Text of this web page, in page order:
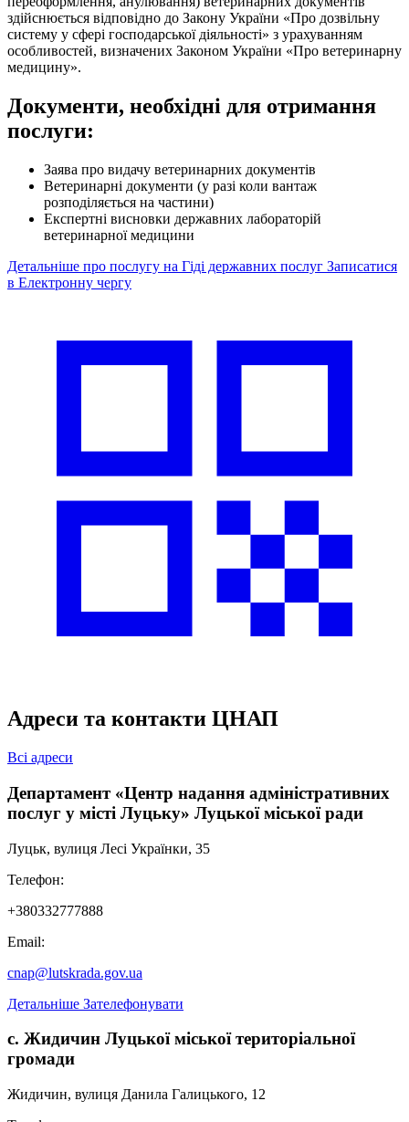
здійснюється відповідно до Закону України «Про дозвільну
систему у сфері господарської діяльності» з урахуванням
особливостей, визначених Законом України «Про ветеринарну
медицину».
Документи, необхідні для отримання
послуги:
Заява про видачу ветеринарних документів
Ветеринарні документи (у разі коли вантаж
розподіляється на частини)
Експертні висновки державних лабораторій
ветеринарної медицини
Детальніше про послугу на Гіді державних послуг Записатися
в Електронну чергу
Адреси та контакти ЦНАП
Всі адреси
Департамент «Центр надання адміністративних
послуг у місті Луцьку» Луцької міської ради
Луцьк, вулиця Лесі Українки, 35
Телефон:
+380332777888
Email:
cnap@lutskrada.gov.ua
Детальніше Зателефонувати
с. Жидичин Луцької міської територіальної
громади
Жидичин, вулиця Данила Галицького, 12